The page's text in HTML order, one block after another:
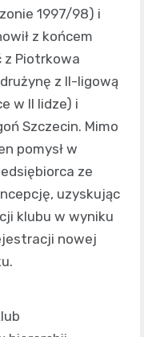
1997/98) i
z końcem
Piotrkowa
z II-ligową
w II lidze) i
Szczecin. Mimo
pomysł w
ze
uzyskując
klubu w wyniku
nowej